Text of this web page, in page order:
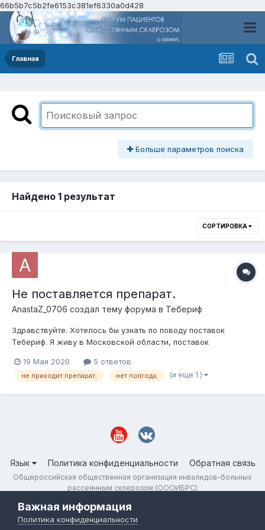
66b5b7c5b2fe6153c381ef6330a0d428
Главная
Больше параметров поиска
Найдено 1 результат
СОРТИРОВКА
Не поставляется препарат.
AnastaZ_0706 создал тему форума в Тебериф
Здравствуйте. Хотелось бы узнать по поводу поставок
Тебериф. Я живу в Московской области, поставок
сталкивался с аналогичной проблемой? Альтернативы
препарата у меня нет тоже, лишь была гуманитарная помощь
19 Мая 2020 5 ответов
не приходит препарат; нет полгода; (и еще 1 )
Язык Политика конфиденциальности Обратная связь
Общероссийская общественная организация инвалидов-больных
рассеянным склерозом (ОООИБРС)
Важная информация
Политика конфиденциальности